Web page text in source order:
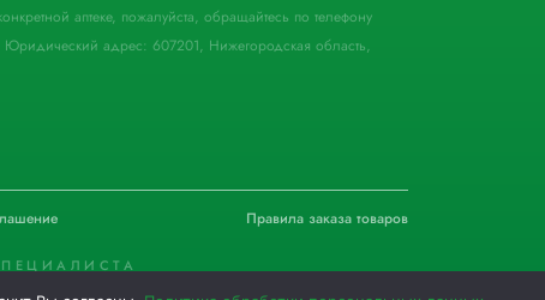
аптеке, пожалуйста, обращайтесь по телефону
адрес: 607201, Нижегородская область,
Правила заказа товаров